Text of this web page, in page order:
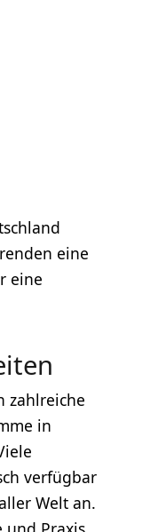
eine
eine
zahlreiche
in
verfügbar
Welt an.